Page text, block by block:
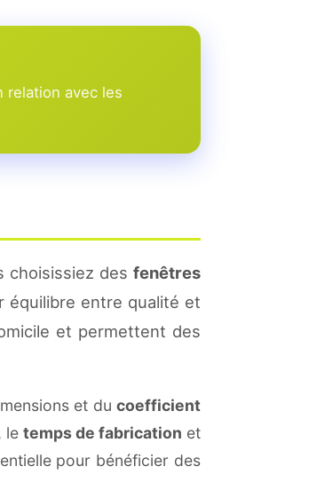
relation avec les
choisissiez des fenêtres
équilibre entre qualité et
et permettent des
et ducoefficient
, le temps de fabrication et
pour bénéficier des